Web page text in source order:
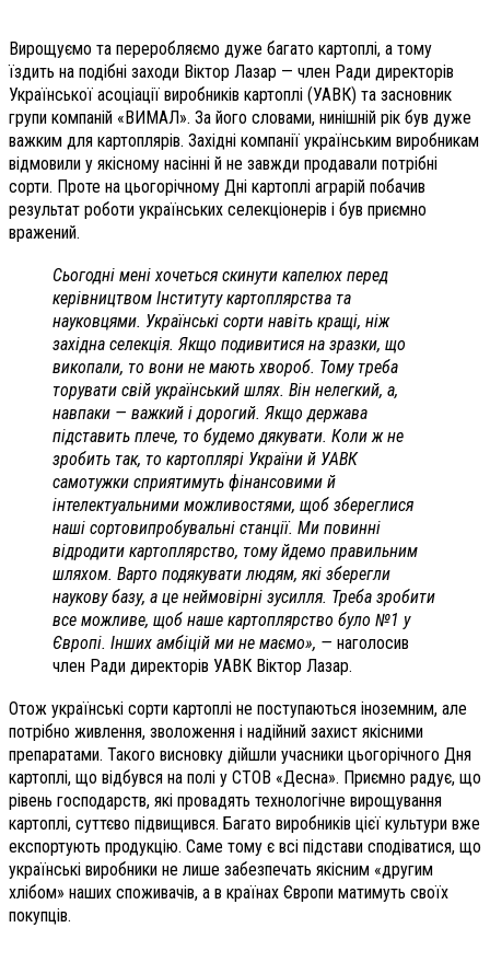
Вирощуємо та переробляємо дуже багато картоплі, а тому
їздить на подібні заходи Віктор Лазар — член Ради директорів
Української асоціації виробників картоплі (УАВК) та засновник
групи компаній «ВИМАЛ». За його словами, нинішній рік був дуже
важким для картоплярів. Західні компанії українським виробникам
відмовили у якісному насінні й не завжди продавали потрібні
сорти. Проте на цьогорічному Дні картоплі аграрій побачив
результат роботи українських селекціонерів і був приємно
вражений.
Сьогодні мені хочеться скинути капелюх перед
керівництвом Інституту картоплярства та
науковцями. Українські сорти навіть кращі, ніж
західна селекція. Якщо подивитися на зразки, що
викопали, то вони не мають хвороб. Тому треба
торувати свій український шлях. Він нелегкий, а,
навпаки — важкий і дорогий. Якщо держава
підставить плече, то будемо дякувати. Коли ж не
зробить так, то картоплярі України й УАВК
самотужки сприятимуть фінансовими й
інтелектуальними можливостями, щоб збереглися
наші сортовипробувальні станції. Ми повинні
відродити картоплярство, тому йдемо правильним
шляхом. Варто подякувати людям, які зберегли
наукову базу, а це неймовірні зусилля. Треба зробити
все можливе, щоб наше картоплярство було №1 у
Європі. Інших амбіцій ми не маємо», — наголосив
член Ради директорів УАВК Віктор Лазар.
Отож українські сорти картоплі не поступаються іноземним, але
потрібно живлення, зволоження і надійний захист якісними
препаратами. Такого висновку дійшли учасники цьогорічного Дня
картоплі, що відбувся на полі у СТОВ «Десна». Приємно радує, що
рівень господарств, які провадять технологічне вирощування
картоплі, суттєво підвищився. Багато виробників цієї культури вже
експортують продукцію. Саме тому є всі підстави сподіватися, що
українські виробники не лише забезпечать якісним «другим
хлібом» наших споживачів, а в країнах Європи матимуть своїх
покупців.